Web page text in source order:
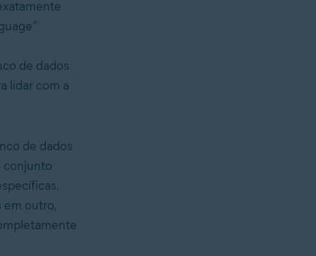
de dados
lidar com a
de dados
conjunto
em outro,